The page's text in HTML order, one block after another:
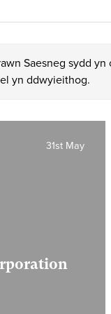
Saesneg sydd yn
yn ddwyieithog.
31st May